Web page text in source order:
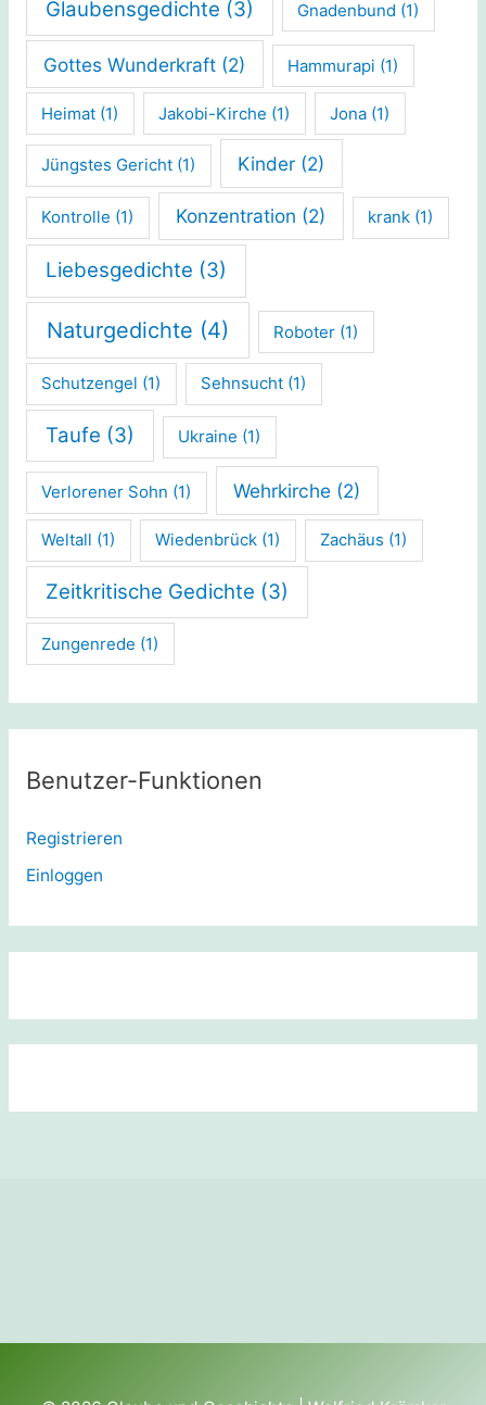
Glaubensgedichte (3) Gnadenbund (1)
Gottes Wunderkraft (2) Hammurapi (1)
Heimat (1) Jakobi-Kirche (1) Jona (1)
Jüngstes Gericht (1) Kinder (2)
Kontrolle (1) Konzentration (2) krank (1)
Liebesgedichte (3)
Naturgedichte (4) Roboter (1)
Schutzengel (1) Sehnsucht (1)
Taufe (3) Ukraine (1)
Verlorener Sohn (1) Wehrkirche (2)
Weltall (1) Wiedenbrück (1) Zachäus (1)
Zeitkritische Gedichte (3)
Zungenrede (1)
Benutzer-Funktionen
Registrieren
Einloggen